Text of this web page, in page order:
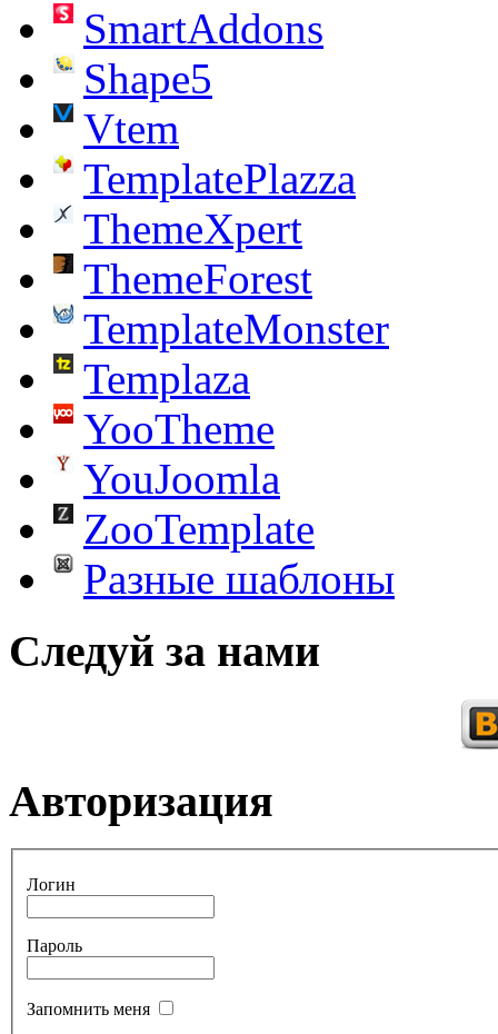
SmartAddons
Shape5
Vtem
TemplatePlazza
ThemeXpert
ThemeForest
TemplateMonster
Templaza
YooTheme
YouJoomla
ZooTemplate
Разные шаблоны
Следуй за нами
Авторизация
Логин
Пароль
Запомнить меня